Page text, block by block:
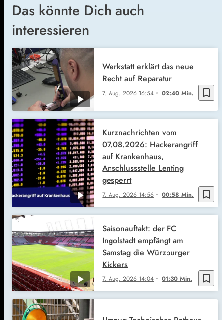
Das könnte Dich auch
interessieren
bookmark_border
7. Aug. 2026 16:54 02:40 Min.
Werkstatt erklärt das neue
Recht auf Reparatur
bookmark_border
7. Aug. 2026 14:56 00:58 Min.
Kurznachrichten vom
07.08.2026: Hackerangriff
auf Krankenhaus,
Anschlussstelle Lenting
gesperrt
bookmark_border
7. Aug. 2026 14:04 01:30 Min.
Saisonauftakt: der FC
Ingolstadt empfängt am
Samstag die Würzburger
Kickers